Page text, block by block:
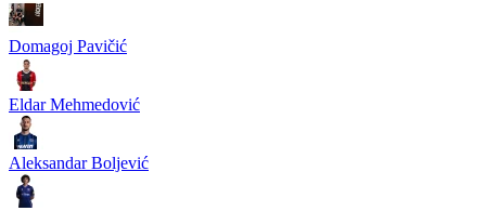
Domagoj Pavičić
Eldar Mehmedović
Aleksandar Boljević